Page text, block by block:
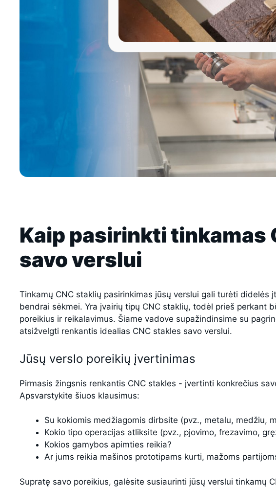
Kaip pasirinkti tinkamas
savo verslui
Tinkamų CNC staklių pasirinkimas jūsų verslui gali turėti didelės
bendrai sėkmei. Yra įvairių tipų CNC staklių, todėl prieš perkant
poreikius ir reikalavimus. Šiame vadove supažindinsime su
atsižvelgti renkantis idealias CNC stakles savo verslui.
Jūsų verslo poreikių įvertinimas
Pirmasis žingsnis renkantis CNC stakles - įvertinti konkrečius
Apsvarstykite šiuos klausimus:
Su kokiomis medžiagomis dirbsite (pvz., metalu, medžiu,
Kokio tipo operacijas atliksite (pvz., pjovimo, frezavimo,
Kokios gamybos apimties reikia?
Ar jums reikia mašinos prototipams kurti, mažoms
Supratę savo poreikius, galėsite susiaurinti jūsų verslui tinkamų